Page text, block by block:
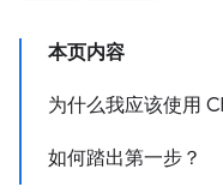
本页内容
为什么我应该使用
如何踏出第一步？